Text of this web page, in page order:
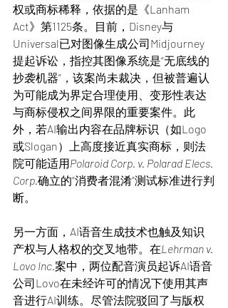
权或商标稀释，依据的是《Lanham
Act》第1125条。目前，Disney与
Universal已对图像生成公司Midjourney
提起诉讼，指控其图像系统是“无底线的
抄袭机器”，该案尚未裁决，但被普遍认
为可能成为界定合理使用、变形性表达
与商标侵权之间界限的重要案件。此
外，若AI输出内容在品牌标识（如Logo
或Slogan）上高度接近真实商标，则法
院可能适用Polaroid Corp. v. Polarad Elecs.
Corp.确立的“消费者混淆”测试标准进行判
断。
另一方面，AI语音生成技术也触及知识
产权与人格权的交叉地带。在Lehrman v.
Lovo Inc.案中，两位配音演员起诉AI语音
公司Lovo在未经许可的情况下使用其声
音进行AI训练。尽管法院驳回了与版权